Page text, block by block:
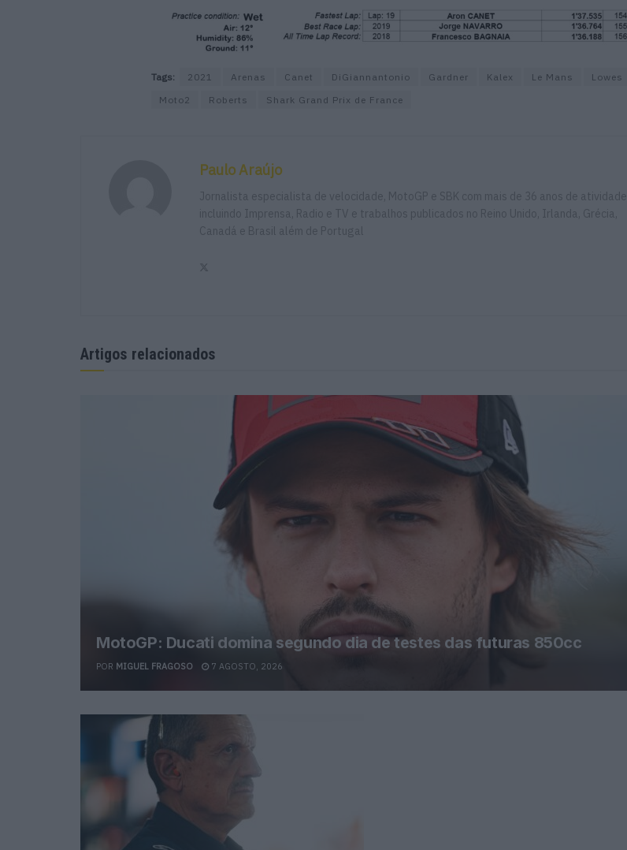
Tags: 2021 Arenas Canet DiGiannantonio Gardner Kalex Le Mans
Lowes
Moto2
Roberts Shark Grand Prix de France
Paulo Araújo
Jornalista especialista de velocidade, MotoGP e SBK com mais de 36 anos de atividade,
incluindo Imprensa, Radio e TV e trabalhos publicados no Reino Unido, Irlanda, Grécia,
Canadá e Brasil além de Portugal
Artigos relacionados
MotoGP: Ducati domina segundo dia de testes das futuras 850cc
POR MIGUEL FRAGOSO 7 AGOSTO, 2026